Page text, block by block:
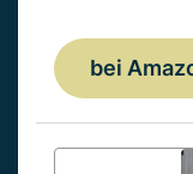
bei